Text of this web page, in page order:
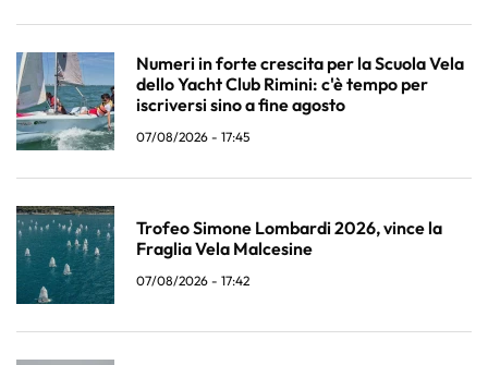
Numeri in forte crescita per la Scuola Vela
dello Yacht Club Rimini: c'è tempo per
iscriversi sino a fine agosto
07/08/2026 - 17:45
Trofeo Simone Lombardi 2026, vince la
Fraglia Vela Malcesine
07/08/2026 - 17:42